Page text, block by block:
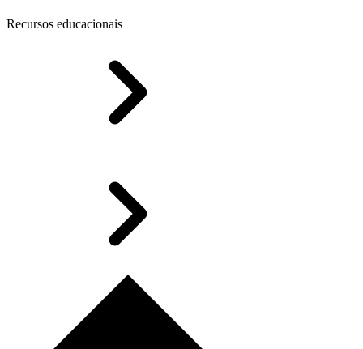
Recursos educacionais